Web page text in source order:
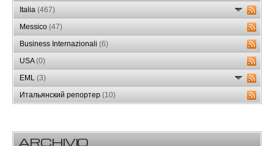
Italia (467)
Messico (47)
Business Internazionali (6)
USA(0)
EML (3)
Итальянский репортер (10)
ARCHIVIO